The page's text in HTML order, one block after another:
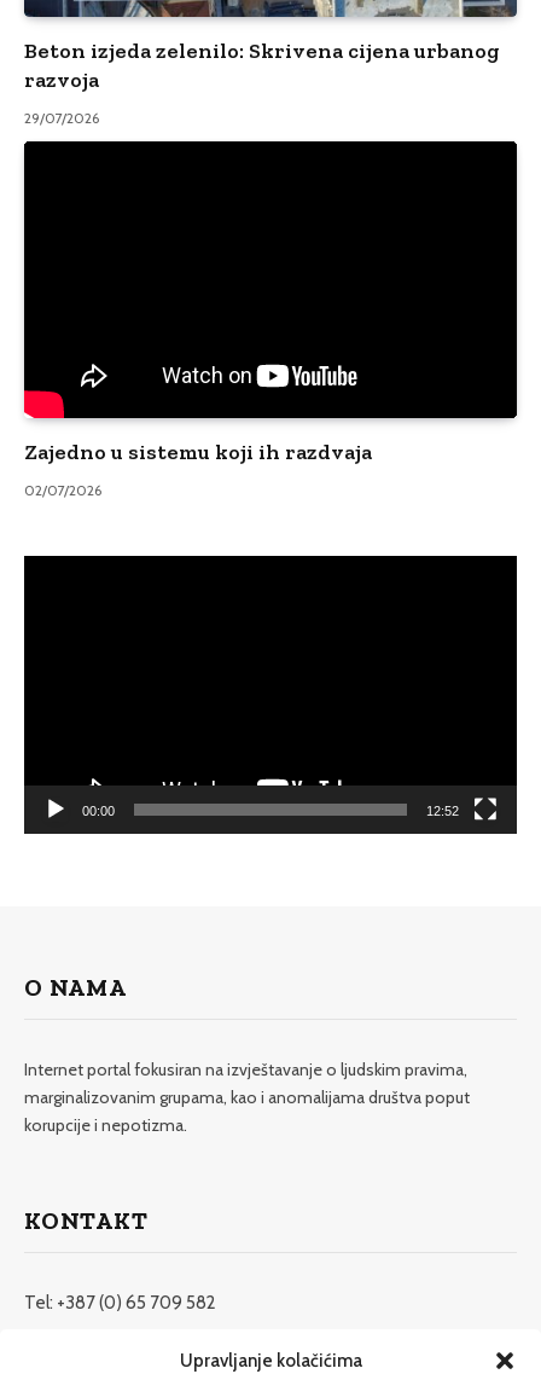
Upravljanje kolačićima
Beton izjeda zelenilo: Skrivena cijena urbanog
razvoja
29/07/2026
Zajedno u sistemu koji ih razdvaja
02/07/2026
00:00 12:52
O NAMA
Internet portal fokusiran na izvještavanje o ljudskim pravima,
marginalizovanim grupama, kao i anomalijama društva poput
korupcije i nepotizma.
KONTAKT
Tel: +387 (0) 65 709 582
redakcija@etrafika.net